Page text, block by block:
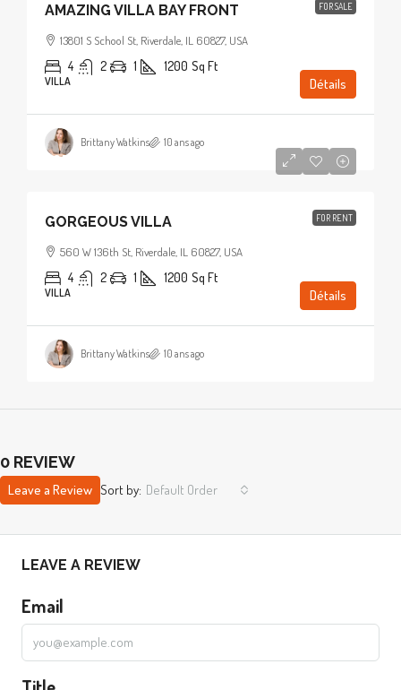
FOR SALE
AMAZING VILLA BAY FRONT
13801 S School St, Riverdale, IL 60827, USA
4 2 1 1200 Sq Ft
VILLA Détails
Brittany Watkins 10 ans ago
FOR RENT
$25,000
GORGEOUS VILLA
560 W 136th St, Riverdale, IL 60827, USA
4 2 1 1200 Sq Ft
VILLA Détails
Brittany Watkins 10 ans ago
0 REVIEW
Sort by: Default Order
Leave a Review
LEAVE A REVIEW
Email